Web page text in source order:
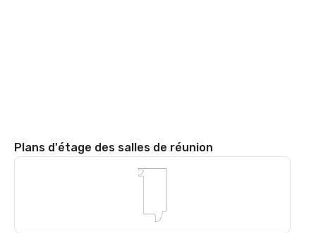
Plans d'étage des salles de réunion